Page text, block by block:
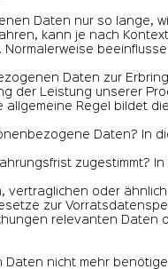
Daten nur so lange,
kann je nach
Daten zur
der Leistung unserer
allgemeine Regel bildet
Daten? In
zugestimmt?
vertraglichen oder
zur
relevanten Daten
nicht mehr